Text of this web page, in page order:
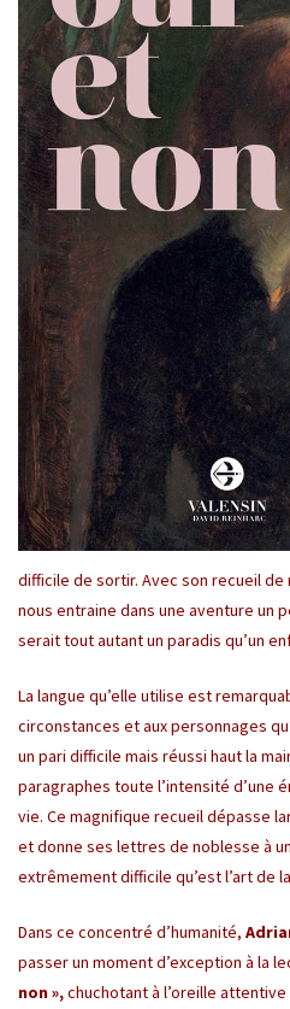
difficile de sortir. Avec son recueil de
nous entraine dans une aventure un
serait tout autant un paradis qu’un
La langue qu’elle utilise est
circonstances et aux personnages
un pari difficile mais réussi haut la
paragraphes toute l’intensité d’une
vie. Ce magnifique recueil dépasse
et donne ses lettres de noblesse à
extrêmement difficile qu’est l’art de
Dans ce concentré d’humanité,
passer un moment d’exception à la
non »,chuchotant à l’oreille